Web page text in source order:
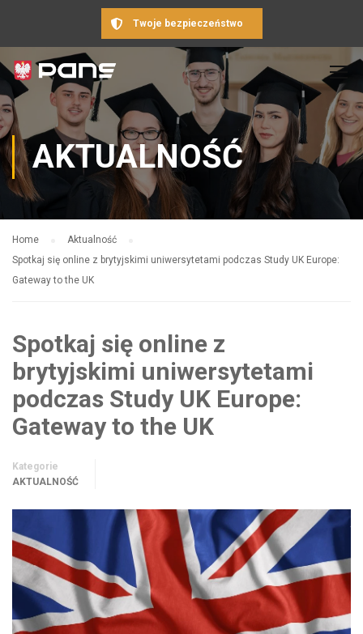
Twoje bezpieczeństwo
AKTUALNOŚĆ
Home
Aktualność
Spotkaj się online z brytyjskimi uniwersytetami podczas Study UK Europe:
Gateway to the UK
Spotkaj się online z
brytyjskimi uniwersytetami
podczas Study UK Europe:
Gateway to the UK
Kategorie
AKTUALNOŚĆ